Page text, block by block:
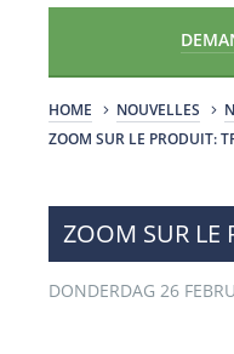
HOME NOUVELLES
ZOOM SUR LE PRODUIT:
ZOOM SUR LE
DONDERDAG 26